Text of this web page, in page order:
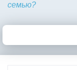
семью?